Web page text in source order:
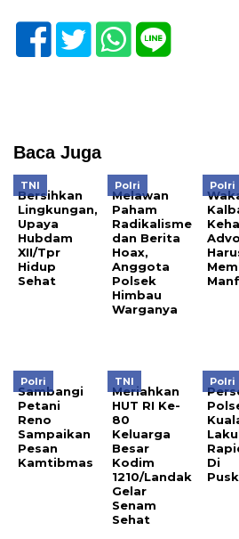
Baca Juga
TNI
Bersihkan
Lingkungan,
Upaya
Hubdam
XII/Tpr
Hidup
Sehat
Polri
Melawan
Paham
Radikalisme
dan Berita
Hoax,
Anggota
Polsek
Himbau
Warganya
Polri
Polri
Sambangi
Petani
Reno
Sampaikan
Pesan
Kamtibmas
TNI
Meriahkan
HUT RI Ke-
80
Keluarga
Besar
Kodim
1210/Landak
Gelar
Senam
Sehat
Polri
Di